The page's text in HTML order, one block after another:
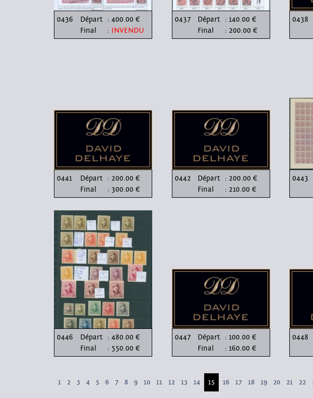
0436 Départ : 400.00 €
Final
: INVENDU
0437 Départ : 140.00 €
Final
: 200.00 €
0438
0441 Départ : 200.00 €
Final
: 300.00 €
0442 Départ : 200.00 €
Final
: 210.00 €
0443
0446 Départ : 480.00 €
Final
: 550.00 €
0447 Départ : 100.00 €
Final
: 160.00 €
0448
1 2 3 4 5 6 7 8 9 10 11 12 13 14 15 16 17 18 19 20 21 22